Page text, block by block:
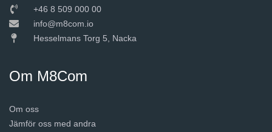
+46 8 509 000 00
info@m8com.io
Hesselmans Torg 5, Nacka
Om M8Com
Om oss
Jämför oss med andra